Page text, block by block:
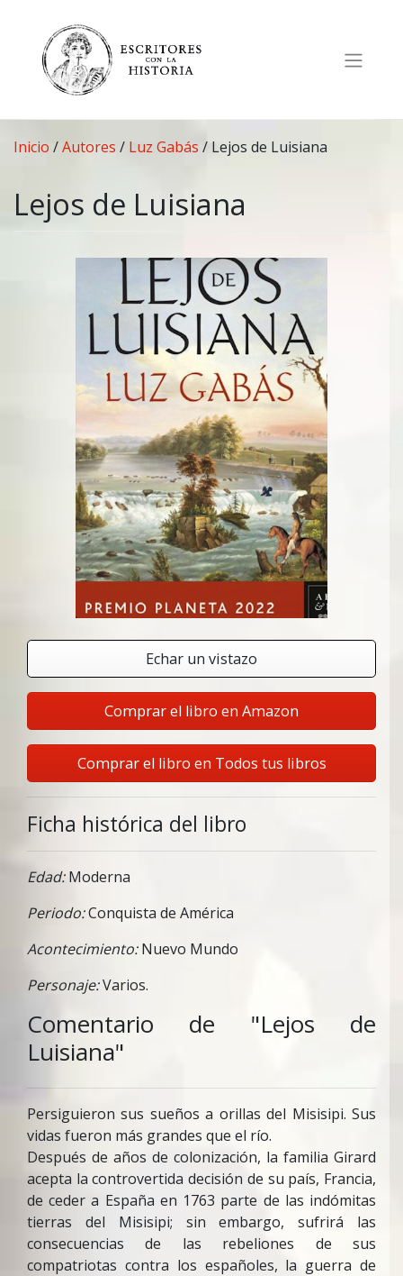
contenido
Inicio /Autores / Luz Gabás / Lejos de Luisiana
Lejos de Luisiana
Echar un vistazo
Comprar el libro en Amazon
Comprar el libro en Todos tus libros
Ficha histórica del libro
Edad:Moderna
Periodo:Conquista de América
Acontecimiento:Nuevo Mundo
Personaje:Varios.
Comentario de "Lejos de
Luisiana"
Persiguieron sus sueños a orillas del Misisipi. Sus
vidas fueron más grandes que el río.
Después de años de colonización, la familia Girard
acepta la controvertida decisión de su país, Francia,
de ceder a España en 1763 parte de las indómitas
tierras del Misisipi; sin embargo, sufrirá las
consecuencias de las rebeliones de sus
compatriotas contra los españoles, la guerra de